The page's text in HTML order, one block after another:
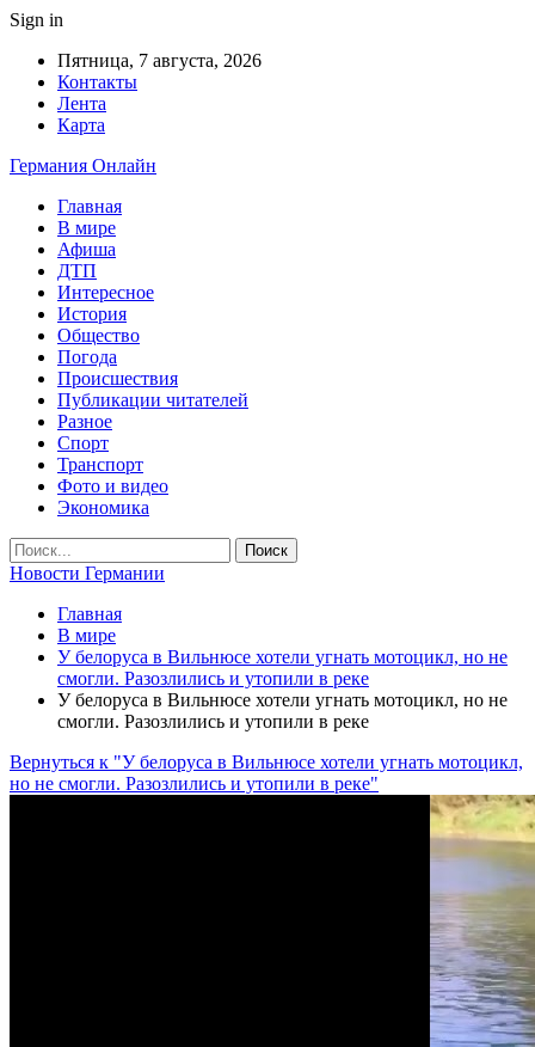
Sign in
Пятница, 7 августа, 2026
Контакты
Лента
Карта
Германия Онлайн
Главная
В мире
Афиша
ДТП
Интересное
История
Общество
Погода
Происшествия
Публикации читателей
Разное
Спорт
Транспорт
Фото и видео
Экономика
Новости Германии
Главная
В мире
У белоруса в Вильнюсе хотели угнать мотоцикл, но не
смогли. Разозлились и утопили в реке
У белоруса в Вильнюсе хотели угнать мотоцикл, но не
смогли. Разозлились и утопили в реке
Вернуться к "У белоруса в Вильнюсе хотели угнать мотоцикл,
но не смогли. Разозлились и утопили в реке"